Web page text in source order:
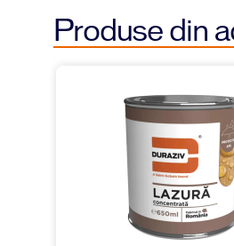
Produse din